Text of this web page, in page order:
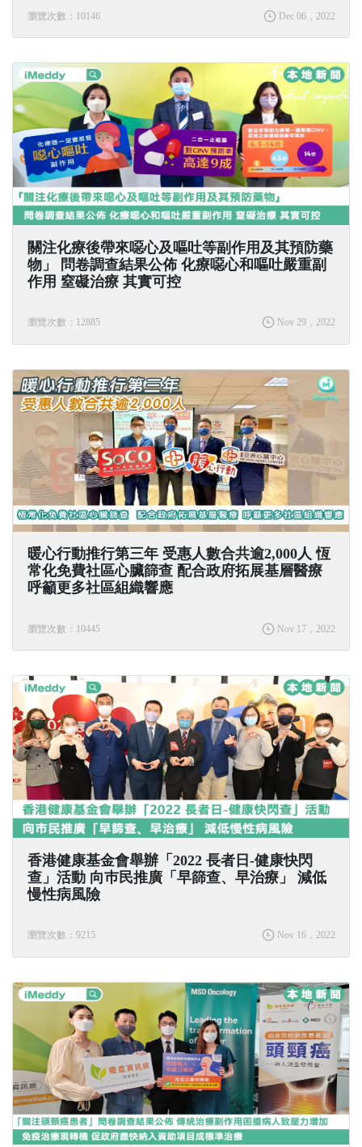
瀏覽次數：10146 Dec 06，2022
關注化療後帶來噁心及嘔吐等副作用及其預防藥
物」 問卷調查結果公佈 化療噁心和嘔吐嚴重副
作用 窒礙治療 其實可控
瀏覽次數：12885 Nov 29，2022
暖心行動推行第三年 受惠人數合共逾2,000人 恆
常化免費社區心臟篩查 配合政府拓展基層醫療
呼籲更多社區組織響應
瀏覽次數：10445 Nov 17，2022
香港健康基金會舉辦「2022 長者日-健康快閃
查」活動 向巿民推廣「早篩查、早治療」 減低
慢性病風險
瀏覽次數：9215 Nov 16，2022